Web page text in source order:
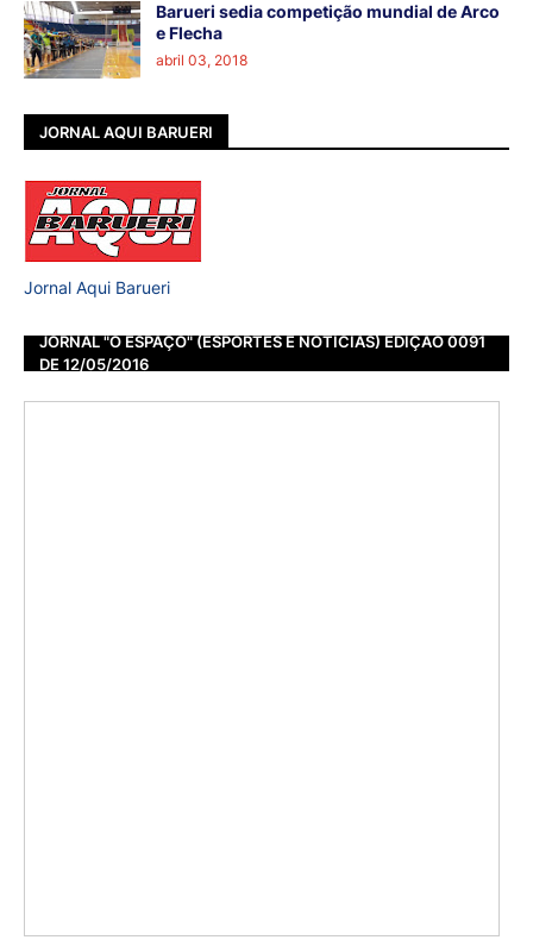
Barueri sedia competição mundial de Arco
e Flecha
abril 03, 2018
JORNAL AQUI BARUERI
Jornal Aqui Barueri
JORNAL "O ESPAÇO" (ESPORTES E NOTÍCIAS) EDIÇÃO 0091
DE 12/05/2016